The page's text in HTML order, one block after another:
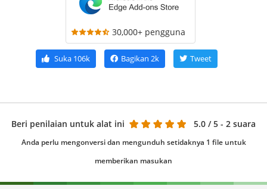
30,000+ pengguna
Suka106k Bagikan 2k Tweet
Beri penilaian untuk alat ini 5.0 / 5 - 2 suara
Anda perlu mengonversi dan mengunduh setidaknya 1 file untuk
memberikan masukan